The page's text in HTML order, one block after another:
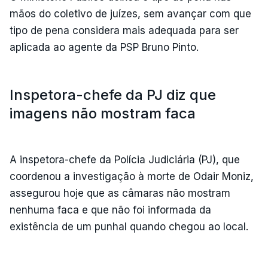
mãos do coletivo de juízes, sem avançar com que
tipo de pena considera mais adequada para ser
aplicada ao agente da PSP Bruno Pinto.
Inspetora-chefe da PJ diz que
imagens não mostram faca
A inspetora-chefe da Polícia Judiciária (PJ), que
coordenou a investigação à morte de Odair Moniz,
assegurou hoje que as câmaras não mostram
nenhuma faca e que não foi informada da
existência de um punhal quando chegou ao local.